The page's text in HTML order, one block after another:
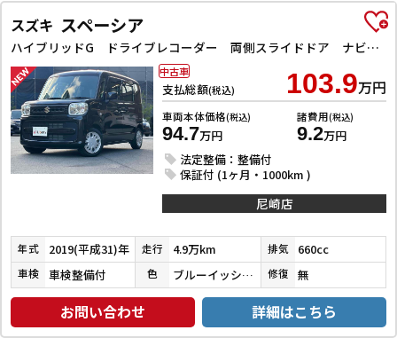
スズキ スペーシア
ハイブリッドG ドライブレコーダー 両側スライドドア ナビ TV オートライト スマートキー アイドリングストップ 電動格納ミラー ベンチシート CVT ABS ESC CD エアコン パワーウィンドウ
支払総額(税込) 103.9万円
車両本体価格(税込)
94.7万円
諸費用(税込)
9.2万円
法定整備：整備付
保証付 (1ヶ月・1000km )
中古車
尼崎店
年式 2019(平成31)年 走行 4.9万km 排気 660cc
車検 車検整備付 色 ブルーイッシュブラックパール３ 修復 無
お問い合わせ 詳細はこちら